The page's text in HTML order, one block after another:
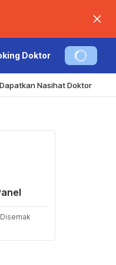
Doktor
Dapatkan Nasihat Doktor
Disemak